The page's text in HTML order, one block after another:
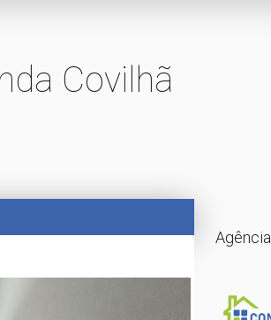
Covilhã
Agência